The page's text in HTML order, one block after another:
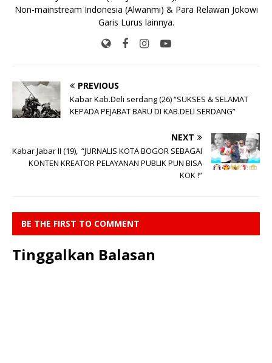
Non-mainstream Indonesia (Alwanmi) & Para Relawan Jokowi
Garis Lurus lainnya.
PREVIOUS
Kabar Kab.Deli serdang (26) “SUKSES & SELAMAT
KEPADA PEJABAT BARU DI KAB.DELI SERDANG”
NEXT
Kabar Jabar II (19), “JURNALIS KOTA BOGOR SEBAGAI
KONTEN KREATOR PELAYANAN PUBLIK PUN BISA
KOK !”
BE THE FIRST TO COMMENT
Tinggalkan Balasan